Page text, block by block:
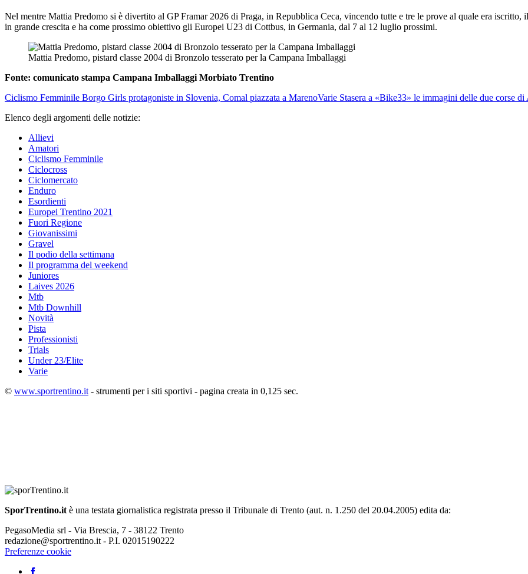
Nel mentre Mattia Predomo si è divertito al GP Framar 2026 di Praga, in Repubblica Ceca, vincendo tutte e tre le prove al quale era
in grande crescita e ha come prossimo obiettivo gli Europei U23 di Cottbus, in Germania, dal 7 al 12 luglio prossimi.
Mattia Predomo, pistard classe 2004 di Bronzolo tesserato per la Campana Imballaggi
Fonte: comunicato stampa Campana Imballaggi Morbiato Trentino
Ciclismo Femminile Borgo Girls protagoniste in Slovenia, Comal piazzata a MarenoVarie Stasera a «Bike33» le immagini delle due corse di
Elenco degli argomenti delle notizie:
Allievi
Amatori
Ciclismo Femminile
Ciclocross
Ciclomercato
Enduro
Esordienti
Europei Trentino 2021
Fuori Regione
Giovanissimi
Gravel
Il podio della settimana
Il programma del weekend
Juniores
Laives 2026
Mtb
Mtb Downhill
Novità
Pista
Professionisti
Trials
Under 23/Elite
Varie
© www.sportrentino.it - strumenti per i siti sportivi - pagina creata in 0,125 sec.
SporTrentino.it è una testata giornalistica registrata presso il Tribunale di Trento (aut. n. 1.250 del 20.04.2005) edita da:
PegasoMedia srl - Via Brescia, 7 - 38122 Trento
redazione@sportrentino.it - P.I. 02015190222
Preferenze cookie